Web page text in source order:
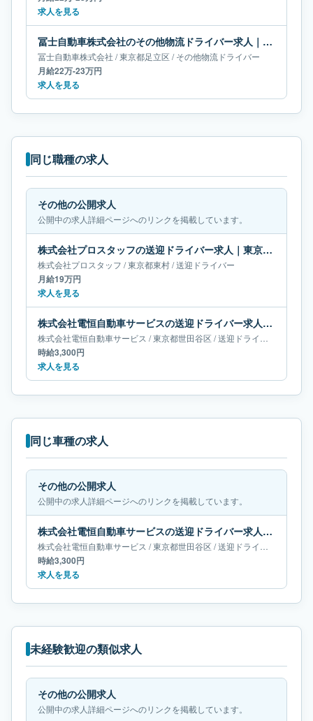
求人を見る
冨士自動車株式会社のその他物流ドライバー求人｜東京都足立区｜月給22万-23万円
冨士自動車株式会社 /東京都足立区 /その他物流ドライバー
月給22万-23万円
求人を見る
同じ職種の求人
その他の公開求人
公開中の求人詳細ページへのリンクを掲載しています。
株式会社プロスタッフの送迎ドライバー求人｜東京都東村｜月給19万円
株式会社プロスタッフ /東京都東村/送迎ドライバー
月給19万円
求人を見る
株式会社電恒自動車サービスの送迎ドライバー求人｜東京都世田谷区
株式会社電恒自動車サービス /東京都世田谷区 /送迎ドライバー
時給3,300円
求人を見る
同じ車種の求人
その他の公開求人
公開中の求人詳細ページへのリンクを掲載しています。
株式会社電恒自動車サービスの送迎ドライバー求人｜東京都世田谷区
株式会社電恒自動車サービス /東京都世田谷区 /送迎ドライバー
時給3,300円
求人を見る
未経験歓迎の類似求人
その他の公開求人
公開中の求人詳細ページへのリンクを掲載しています。